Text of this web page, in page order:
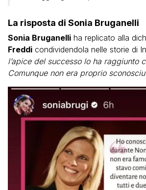
La risposta di Sonia Bruganelli
Sonia Bruganelli ha replicato alla
Freddi condividendola nelle storie di
l’apice del successo lo ha raggiunto
Comunque non era proprio